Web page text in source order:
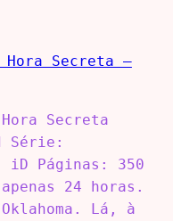
Secreta
Série:
Páginas: 350
24 horas.
Lá, à